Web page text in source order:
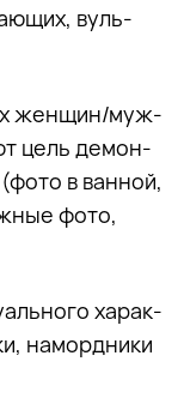
вуль­
жен­щин/муж­
цель де­мон­
в ван­ной,
фото,
ха­рак­
на­морд­ни­ки